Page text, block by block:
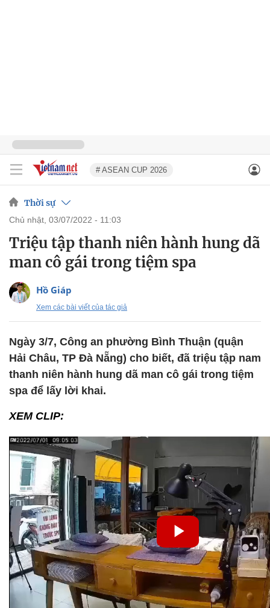
# ASEAN CUP 2026
Thời sự
chủ nhật, 03/07/2022 - 11:03
Triệu tập thanh niên hành hung dã
man cô gái trong tiệm spa
Hồ Giáp
Xem các bài viết của tác giả
Ngày 3/7, Công an phường Bình Thuận (quận
Hải Châu, TP Đà Nẵng) cho biết, đã triệu tập nam
thanh niên hành hung dã man cô gái trong tiệm
spa để lấy lời khai.
XEM CLIP: